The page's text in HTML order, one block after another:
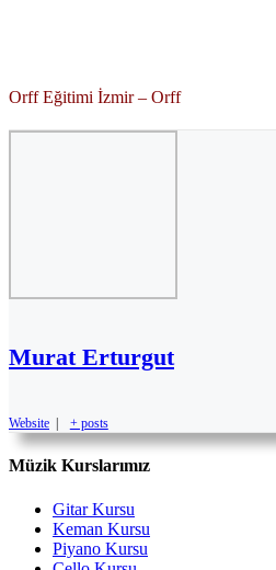
Orff Eğitimi İzmir – Orff
Murat Erturgut
Website + posts
Müzik Kurslarımız
Gitar Kursu
Keman Kursu
Piyano Kursu